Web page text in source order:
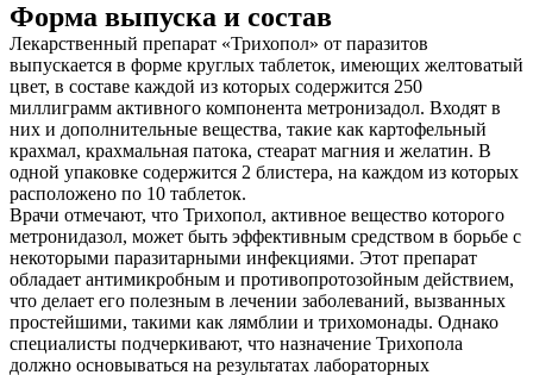
Форма выпуска и состав
Лекарственный препарат «Трихопол» от паразитов
выпускается в форме круглых таблеток, имеющих желтоватый
цвет, в составе каждой из которых содержится 250
миллиграмм активного компонента метронизадол. Входят в
них и дополнительные вещества, такие как картофельный
крахмал, крахмальная патока, стеарат магния и желатин. В
одной упаковке содержится 2 блистера, на каждом из которых
расположено по 10 таблеток.
Врачи отмечают, что Трихопол, активное вещество которого
метронидазол, может быть эффективным средством в борьбе с
некоторыми паразитарными инфекциями. Этот препарат
обладает антимикробным и противопротозойным действием,
что делает его полезным в лечении заболеваний, вызванных
простейшими, такими как лямблии и трихомонады. Однако
специалисты подчеркивают, что назначение Трихопола
должно основываться на результатах лабораторных